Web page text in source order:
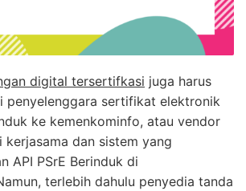
digital tersertifkasi juga harus
penyelenggara sertifikat elektronik
ke kemenkominfo, atau vendor
dan sistem yang
API PSrE Berinduk di
terlebih dahulu penyedia tanda